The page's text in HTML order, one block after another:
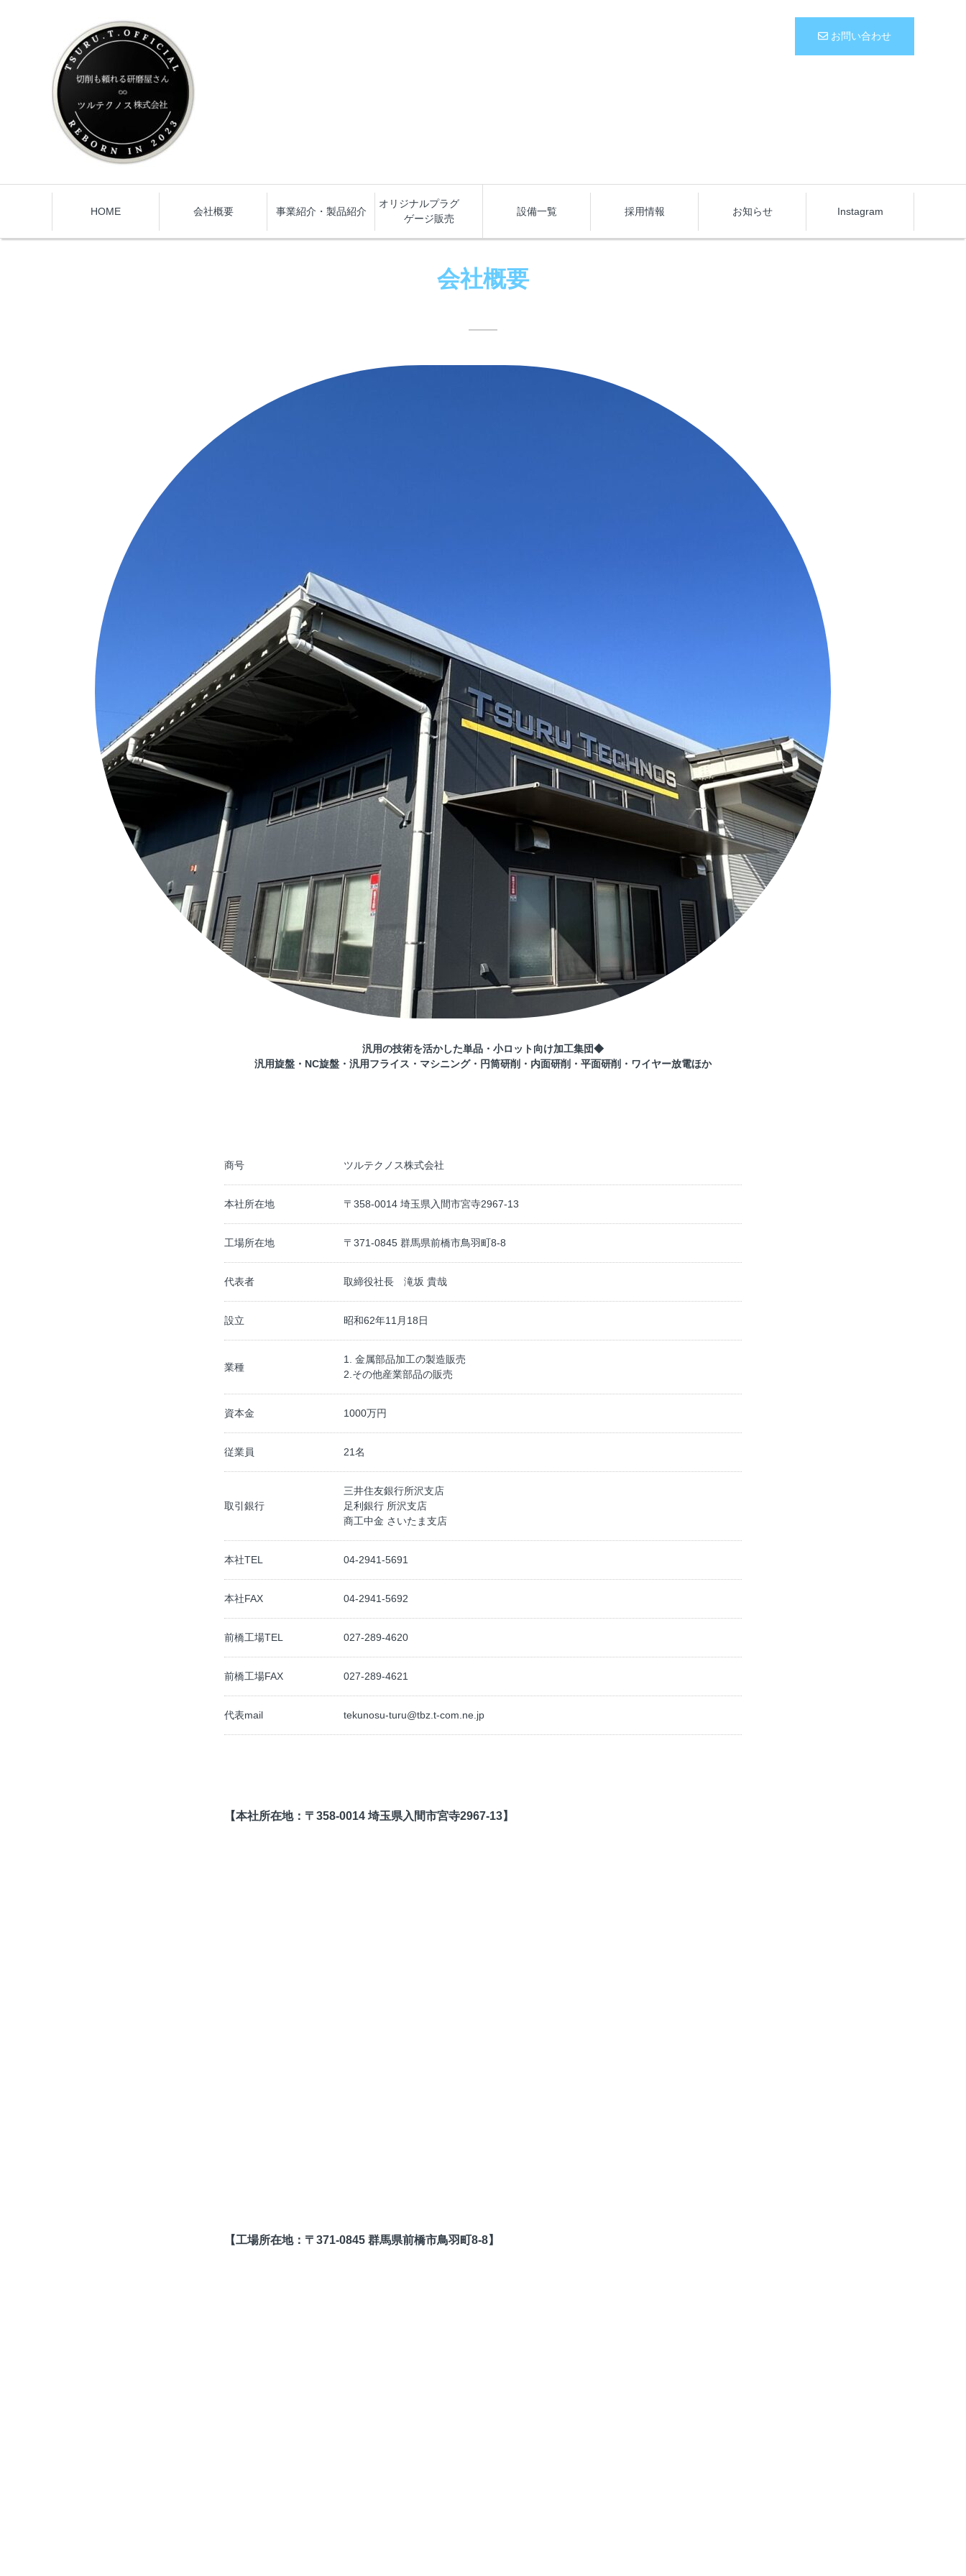
お問い合わせ
HOME 会社概要 事業紹介・製品紹介
オリジナルプラグ
ゲージ販売
設備一覧 採用情報 お知らせ Instagram
会社概要
汎用の技術を活かした単品・小ロット向け加工集団◆
汎用旋盤・NC旋盤・汎用フライス・マシニング・円筒研削・内面研削・平面研削・ワイヤー放電ほか
商号 ツルテクノス株式会社
本社所在地 〒358-0014 埼玉県入間市宮寺2967-13
工場所在地 〒371-0845 群馬県前橋市鳥羽町8-8
代表者 取締役社長 滝坂 貴哉
設立 昭和62年11月18日
業種
1. 金属部品加工の製造販売
2.その他産業部品の販売
資本金 1000万円
従業員 21名
取引銀行
三井住友銀行所沢支店
足利銀行 所沢支店
商工中金 さいたま支店
本社TEL 04-2941-5691
本社FAX 04-2941-5692
前橋工場TEL 027-289-4620
前橋工場FAX 027-289-4621
代表mail tekunosu-turu@tbz.t-com.ne.jp
【本社所在地：〒358-0014 埼玉県入間市宮寺2967-13】
【工場所在地：〒371-0845 群馬県前橋市鳥羽町8-8】